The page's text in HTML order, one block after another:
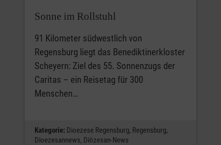
Sonne im Rollstuhl
91 Kilometer südwestlich von
Regensburg liegt das Benediktinerkloster
Scheyern: Ziel des 55. Sonnenzugs der
Caritas – ein Reisetag für 300
Menschen…
Kategorie: Dioezese Regensburg, Regensburg,
Dioezesannews, Diözesan-News